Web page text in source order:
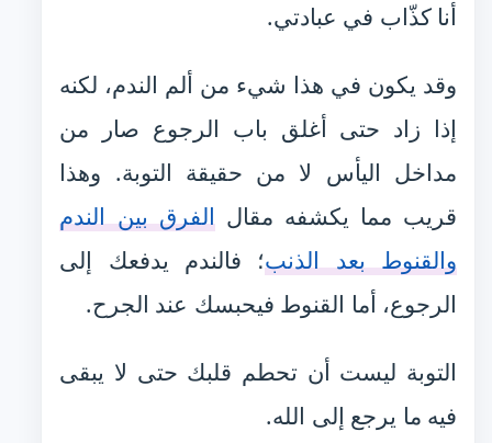
أنا كذّاب في عبادتي.
وقد يكون في هذا شيء من ألم الندم، لكنه
إذا زاد حتى أغلق باب الرجوع صار من
مداخل اليأس لا من حقيقة التوبة. وهذا
قريب مما يكشفه مقالالفرق بين الندم
والقنوط بعد الذنب؛ فالندم يدفعك إلى
الرجوع، أما القنوط فيحبسك عند الجرح.
التوبة ليست أن تحطم قلبك حتى لا يبقى
فيه ما يرجع إلى الله.